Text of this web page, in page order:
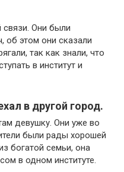
связи. Они были
об этом они сказали
так как знали, что
в институт и
в другой город.
девушку. Они уже во
были рады хорошей
богатой семьи, она
в одном институте.